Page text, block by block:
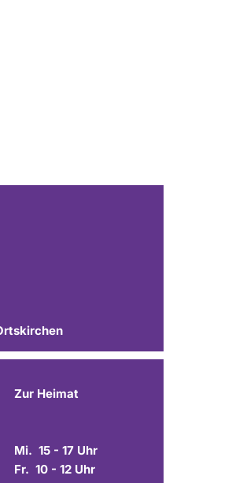
Zur Heimat
Mi. 15 - 17 Uhr
Fr. 10 - 12 Uhr